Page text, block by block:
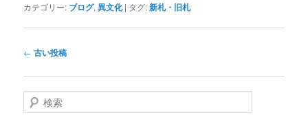
カテゴリー: ブログ,異文化 | タグ:新札・旧札
投
ナ
ビ
ゲ
← 古い投稿
検
索